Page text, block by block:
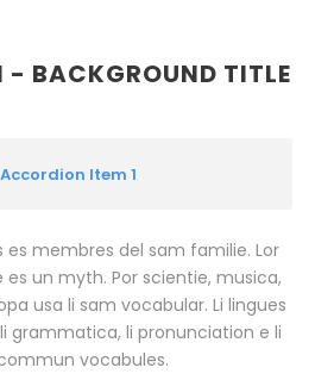
BACKGROUND TITLE
Accordion Item 1
es membres del sam familie. Lor
un myth. Por scientie, musica,
usa li sam vocabular. Li lingues
grammatica, li pronunciation e li
vocabules.